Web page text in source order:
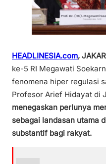
HEADLINESIA.com,
ke-5 RI Megawati
fenomena hiper regulasi
Profesor Arief Hidayat di
menegaskan perlunya
sebagai landasan utama
substantif bagi rakyat.